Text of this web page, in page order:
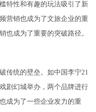
特性和有趣的玩法吸引了新
营销也成为了文旅企业的重
也成为了重要的突破路径。
传统的壁垒。如中国李宁21
剧幻城举办，两个品牌进行
成为了一些企业发力的重